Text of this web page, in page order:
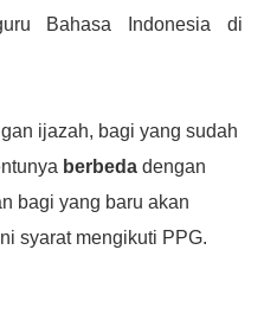
Bahasa Indonesia di
ijazah, bagi yang sudah
berbedadengan
bagi yang baru akan
syarat mengikuti PPG.